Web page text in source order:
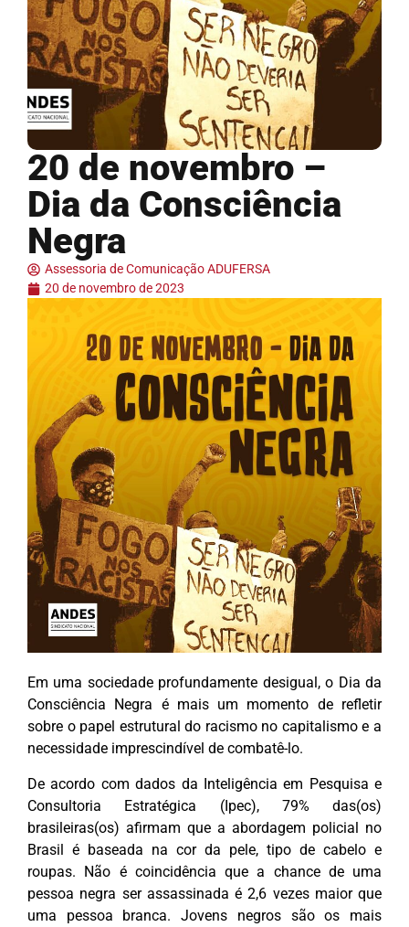
20 de novembro –
Dia da Consciência
Negra
Assessoria de Comunicação ADUFERSA
20 de novembro de 2023
Em uma sociedade profundamente desigual, o Dia da
Consciência Negra é mais um momento de refletir
sobre o papel estrutural do racismo no capitalismo e a
necessidade imprescindível de combatê-lo.
De acordo com dados da Inteligência em Pesquisa e
Consultoria Estratégica (Ipec), 79% das(os)
brasileiras(os) afirmam que a abordagem policial no
Brasil é baseada na cor da pele, tipo de cabelo e
roupas. Não é coincidência que a chance de uma
pessoa negra ser assassinada é 2,6 vezes maior que
uma pessoa branca. Jovens negros são os mais